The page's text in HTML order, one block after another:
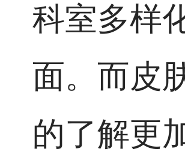
科室多样
面。而皮
的了解更